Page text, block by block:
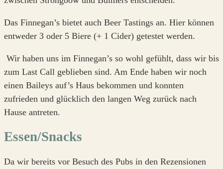
Das Finnegan’s bietet auch Beer Tastings an. Hier können
entweder 3 oder 5 Biere (+ 1 Cider) getestet werden.
Wir haben uns im Finnegan’s so wohl gefühlt, dass wir bis
zum Last Call geblieben sind. Am Ende haben wir noch
einen Baileys auf’s Haus bekommen und konnten
zufrieden und glücklich den langen Weg zurück nach
Hause antreten.
Essen/Snacks
Da wir bereits vor Besuch des Pubs in den Rezensionen